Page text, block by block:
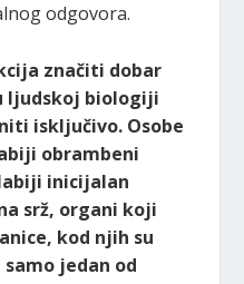
odgovora.
značiti dobar
ljudskoj biologiji
isključivo. Osobe
obrambeni
inicijalan
srž, organi koji
kod njih su
jedan od